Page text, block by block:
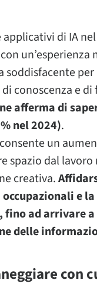
di IA
conoscenza e
afferma di
nel 2024).
un
spazio dal
creativa.
e
ad arrivare
delle
con